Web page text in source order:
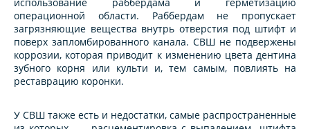
операционной области. Раббердам не пропускает
загрязняющие вещества внутрь отверстия под штифт и
поверх запломбированного канала. СВШ не подвержены
коррозии, которая приводит к изменению цвета дентина
зубного корня или культи и, тем самым, повлиять на
реставрацию коронки.
У СВШ также есть и недостатки, самые распространенные